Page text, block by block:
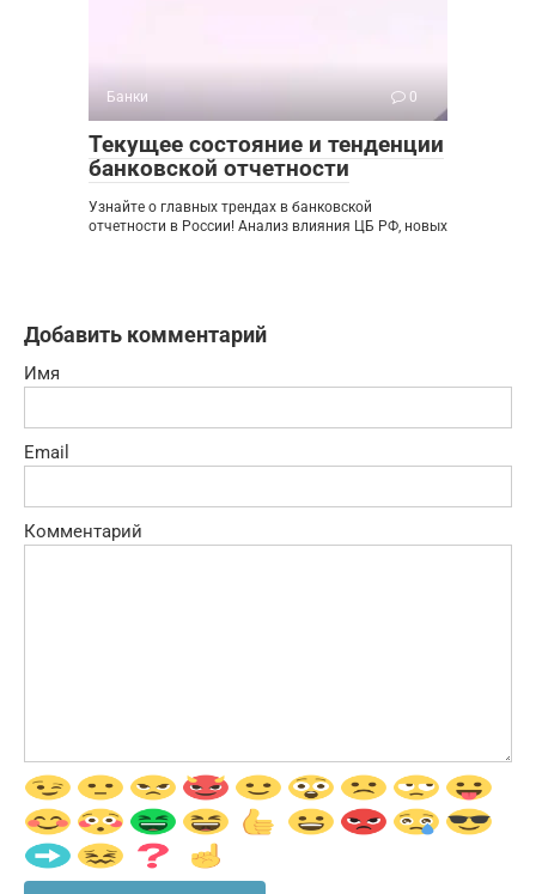
Банки 0
Текущее состояние и тенденции
банковской отчетности
Узнайте о главных трендах в банковской
отчетности в России! Анализ влияния ЦБ РФ, новых
Добавить комментарий
Имя
Email
Комментарий